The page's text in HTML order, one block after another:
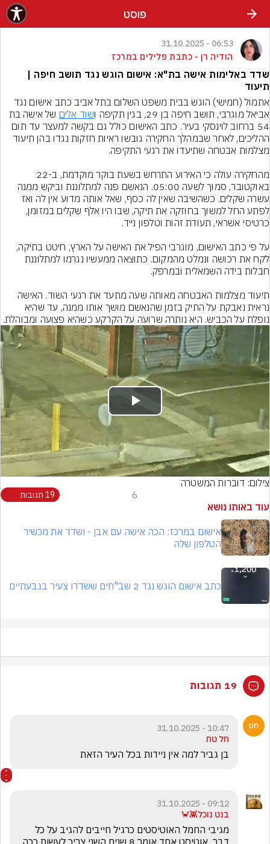
פוסט
06:53 - 31.10.2025
הודיה רן - כתבת פלילים במרכז
שדד באלימות אישה בת"א: אישום הוגש נגד תושב חיפה |
תיעוד
אביאל מוגרבי, תושב חיפה בן 29, בגין תקיפה ו
שוד אלים
נופלת על הכביש. היא נותרה שרועה על הקרקע כשהיא פצועה ומבוהלת.
Play
Video
צילום: דוברות המשטרה
6 19 תגובות
עוד באותו נושא
אישום במרכז: הכה אישה עם אבן - ושדד את מכשיר
הטלפון שלה
כתב אישום הוגש נגד 2 שב"חים ששדדו צעיר בגבעתיים
19 תגובות
10:47 - 31.10.2025
חל טח
בן גביר למה אין ניידות בכל העיר הזאת
09:12 - 31.10.2025
בנט נוכל👾🦀